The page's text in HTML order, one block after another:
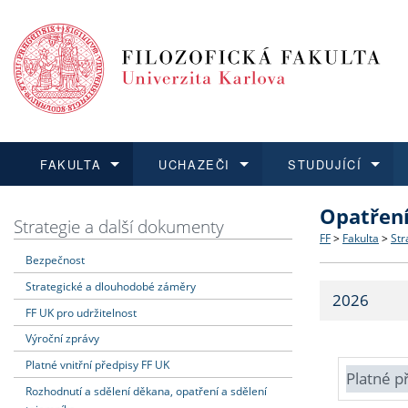
FAKULTA
Dozvědět se více
Struktura
Strategie
Fakultní
UCHAZEČI
Podat přihlášku
Co
Učitelské
STUDUJÍCÍ
Dozvědět se více
Dozvědět se více
O vědě a
Dozvědět se více
Aktuální
Strategie a další dokumenty
Bezpečnost
Strategické a dlouhodobé záměry
FF UK pro udržitelnost
Výroční zprávy
Platné vnitřní předpisy FF UK
Rozhodnutí a sdělení děkana, opatření a sdělení
FF > Fakulta >
2026
Platné